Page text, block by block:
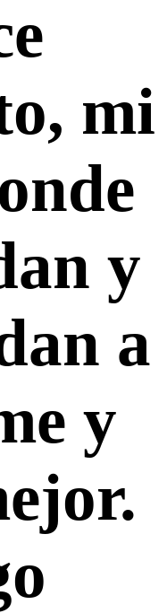
mi
y
a
y